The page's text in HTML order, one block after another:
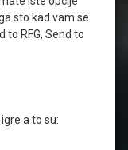
sto kad vam se
to RFG, Send to
a to su: